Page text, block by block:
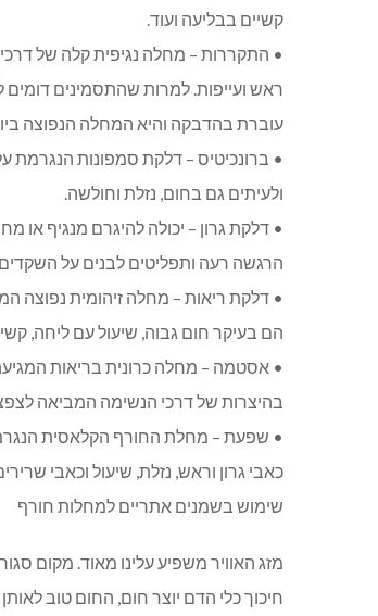
קשיים בבליעה ועוד.
• התקררות – מחלה נגיפית קלה של
ראש ועייפות. למרות שהתסמינים
עוברת בהדבקה והיא המחלה הנפוצה
• ברונכיטיס – דלקת סמפונות הנגרמת
ולעיתים גם בחום, נזלת וחולשה.
• דלקת גרון – יכולה להיגרם מנגיף או
הרגשה רעה ותפליטים לבנים על
• דלקת ריאות – מחלה זיהומית נפוצה
הם בעיקר חום גבוה, שיעול עם ליחה,
• אסטמה – מחלה כרונית בריאות
בהיצרות של דרכי הנשימה המביאה
• שפעת – מחלת החורף הקלאסית
כאבי גרון וראש, נזלת, שיעול וכאבי
שימוש בשמנים אתריים למחלות חורף
מזג האוויר משפיע עלינו מאוד. מקום
חיכוך כלי הדם יוצר חום, החום טוב